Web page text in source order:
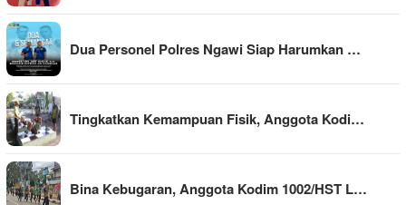
Dua Personel Polres Ngawi Siap Harumkan …
Tingkatkan Kemampuan Fisik, Anggota Kodi…
Bina Kebugaran, Anggota Kodim 1002/HST L…